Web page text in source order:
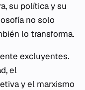
su política y su
no solo
lo transforma.
excluyentes.
el
y el marxismo